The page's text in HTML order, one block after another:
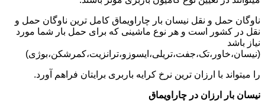
ناوگان حمل و نقل نیسان بار چاراویماق کامل ترین ناوگان حمل و
نقل در کشور است و هر نوع ماشینی که برای حمل بار شما مورد
نیاز باشد
(نیسان،خاور،تک،جفت،تریلی،ایسوزو،ترانزیت،کمرشکن،بوژی)
را میتواند با ارزان ترین نرخ کرایه باربری برایتان فراهم آورد.
نیسان بار ارزان در چاراویماق